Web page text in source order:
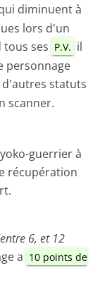
diminuent à
lors d'un
ses P.V. il
personnage
d'autres statuts
scanner.
guerrier à
récupération
6, et 12
a 10 points de